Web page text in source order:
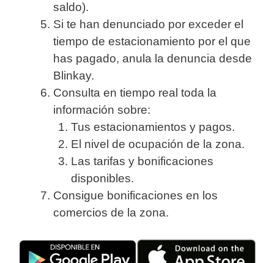
saldo).
Si te han denunciado por exceder el
tiempo de estacionamiento por el que
has pagado, anula la denuncia desde
Blinkay.
Consulta en tiempo real toda la
información sobre:
Tus estacionamientos y pagos.
El nivel de ocupación de la zona.
Las tarifas y bonificaciones
disponibles.
Consigue bonificaciones en los
comercios de la zona.